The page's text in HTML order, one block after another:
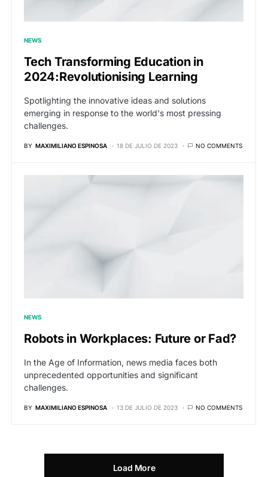
NEWS
Tech Transforming Education in
2024:Revolutionising Learning
Spotlighting the innovative ideas and solutions
emerging in response to the world's most pressing
challenges.
BY MAXIMILIANO ESPINOSA 18 DE JULIO DE 2023 NO COMMENTS
NEWS
Robots in Workplaces: Future or Fad?
In the Age of Information, news media faces both
unprecedented opportunities and significant
challenges.
BY MAXIMILIANO ESPINOSA 13 DE JULIO DE 2023 NO COMMENTS
Load More